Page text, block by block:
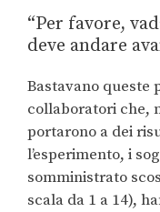
“Per favore,
deve andare
Bastavano queste
collaboratori che,
portarono a dei
l’esperimento, i
somministrato
scala da 1 a 14),